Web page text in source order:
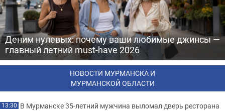
Деним нулевых: почему ваши любимые джинсы —
главный летний must-have 2026
НОВОСТИ МУРМАНСКА И
МУРМАНСКОЙ ОБЛАСТИ
13:30 В Мурманске 35-летний мужчина выломал дверь ресторана